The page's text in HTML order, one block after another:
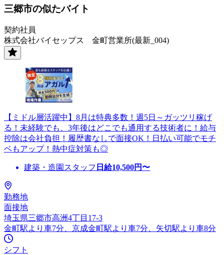
三郷市の似たバイト
契約社員
株式会社バイセップス 金町営業所(最新_004)
【ミドル層活躍中】8月は特典多数！週5日～ガッツリ稼げ
る！未経験でも、3年後はどこでも通用する技術者に！給与
控除は会社負担！履歴書なしで面接OK！日払い可能でモチ
ベもアップ！熱中症対策も◎
建築・造園スタッフ 日給10,500円〜
勤務地
面接地
埼玉県三郷市高洲4丁目17-3
金町駅より車7分、京成金町駅より車7分、矢切駅より車8分
シフト